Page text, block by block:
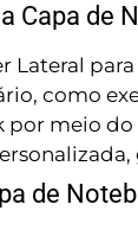
Capa de
Lateral
como
meio
de